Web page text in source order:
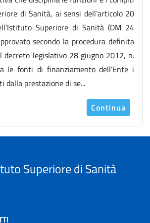
di Sanità, ai sensi dell’articolo 20
Superiore di Sanità (DM 24
secondo la procedura definita
decreto legislativo 28 giugno 2012, n.
le fonti di finanziamento dell’Ente i
dalla prestazione di se...
Continua
Superiore di Sanità